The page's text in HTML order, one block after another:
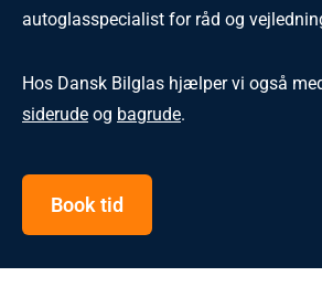
autoglasspecialist for råd og
Hos Dansk Bilglas hjælper vi også
siderude og bagrude.
Book tid